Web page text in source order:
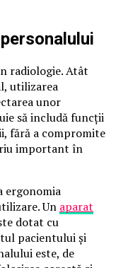
radiologie. Atât
utilizarea
unor
să includă funcții
fără a compromite
important în
ergonomia
Un aparat
dotat cu
pacientului și
este, de